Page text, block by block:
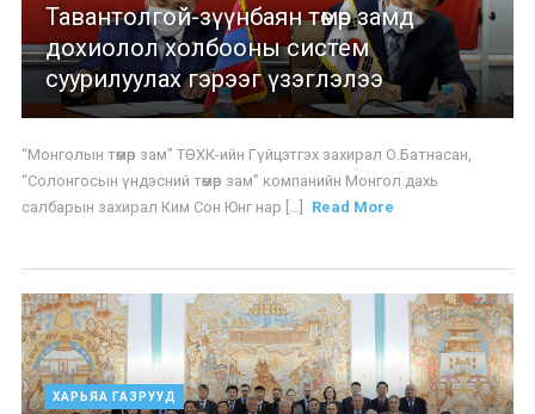
Тавантолгой-зүүнбаян төмөр замд
дохиолол холбооны систем
суурилуулах гэрээг үзэглэлээ
“Монголын төмөр зам” ТӨХК-ийн Гүйцэтгэх захирал О.Батнасан,
“Солонгосын үндэсний төмөр зам” компанийн Монгол дахь
салбарын захирал Ким Сон Юнг нар [...]
Read More
ХАРЬЯА ГАЗРУУД